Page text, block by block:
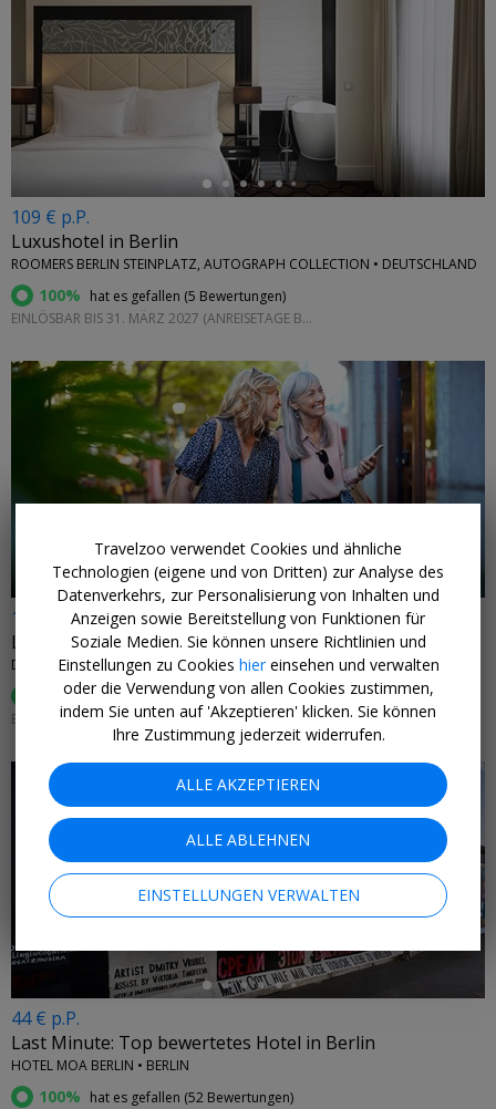
109 € p.P.
Luxushotel in Berlin
ROOMERS BERLIN STEINPLATZ, AUTOGRAPH COLLECTION • DEUTSCHLAND
100% hat es gefallen (5 Bewertungen)
EINLÖSBAR BIS 31. MÄRZ 2027 (ANREISETAGE BEACHTEN)
119 € p.P.
Luxushotel in Berlin, -54%
DORINT KURFÜRSTENDAMM • BERLIN
100% hat es gefallen (6 Bewertungen
EINLÖSBAR BIS 17. JANUAR 2027
←
44 € p.P.
Last Minute: Top bewertetes Hotel in Berlin
HOTEL MOA BERLIN • BERLIN
100% hat es gefallen (52 Bewertungen)
Travelzoo verwendet Cookies und ähnliche
Technologien (eigene und von Dritten) zur Analyse des
Datenverkehrs, zur Personalisierung von Inhalten und
Anzeigen sowie Bereitstellung von Funktionen für
Soziale Medien. Sie können unsere Richtlinien und
Einstellungen zu Cookies hiereinsehen und verwalten
oder die Verwendung von allen Cookies zustimmen,
indem Sie unten auf 'Akzeptieren' klicken. Sie können
Ihre Zustimmung jederzeit widerrufen.
ALLE AKZEPTIEREN
ALLE ABLEHNEN
EINSTELLUNGEN VERWALTEN